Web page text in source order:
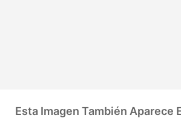
Esta Imagen También Aparece